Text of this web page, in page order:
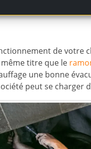
de votre
titre que le
une bonne
peut se charger